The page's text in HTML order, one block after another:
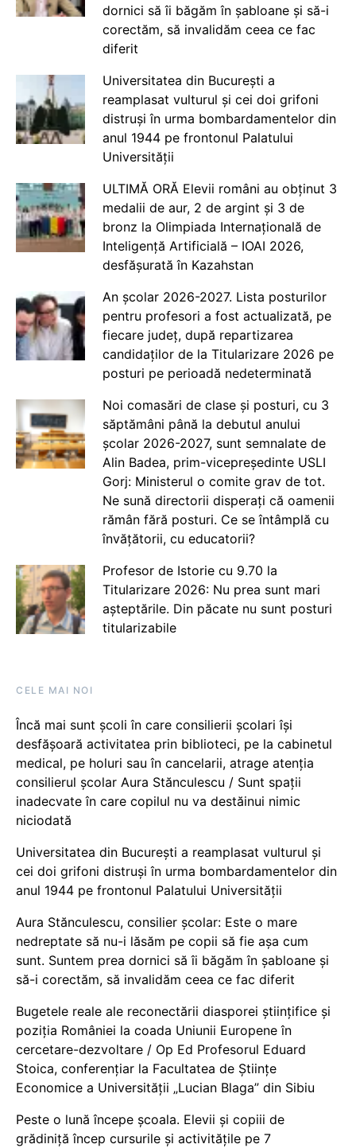
dornici să îi băgăm în șabloane și să-i
corectăm, să invalidăm ceea ce fac
diferit
Universitatea din București a
reamplasat vulturul și cei doi grifoni
distruși în urma bombardamentelor din
anul 1944 pe frontonul Palatului
Universității
ULTIMĂ ORĂ Elevii români au obținut 3
medalii de aur, 2 de argint și 3 de
bronz la Olimpiada Internațională de
Inteligență Artificială – IOAI 2026,
desfășurată în Kazahstan
An școlar 2026-2027. Lista posturilor
pentru profesori a fost actualizată, pe
fiecare județ, după repartizarea
candidaților de la Titularizare 2026 pe
posturi pe perioadă nedeterminată
Noi comasări de clase și posturi, cu 3
săptămâni până la debutul anului
școlar 2026-2027, sunt semnalate de
Alin Badea, prim-vicepreședinte USLI
Gorj: Ministerul o comite grav de tot.
Ne sună directorii disperați că oamenii
rămân fără posturi. Ce se întâmplă cu
învățătorii, cu educatorii?
Profesor de Istorie cu 9.70 la
Titularizare 2026: Nu prea sunt mari
așteptările. Din păcate nu sunt posturi
titularizabile
CELE MAI NOI
Încă mai sunt școli în care consilierii școlari își
desfășoară activitatea prin biblioteci, pe la cabinetul
medical, pe holuri sau în cancelarii, atrage atenția
consilierul școlar Aura Stănculescu / Sunt spații
inadecvate în care copilul nu va destăinui nimic
niciodată
Universitatea din București a reamplasat vulturul și
cei doi grifoni distruși în urma bombardamentelor din
anul 1944 pe frontonul Palatului Universității
Aura Stănculescu, consilier școlar: Este o mare
nedreptate să nu-i lăsăm pe copii să fie așa cum
sunt. Suntem prea dornici să îi băgăm în șabloane și
să-i corectăm, să invalidăm ceea ce fac diferit
Bugetele reale ale reconectării diasporei științifice și
poziția României la coada Uniunii Europene în
cercetare-dezvoltare / Op Ed Profesorul Eduard
Stoica, conferențiar la Facultatea de Științe
Economice a Universității „Lucian Blaga” din Sibiu
Peste o lună începe școala. Elevii și copiii de
grădiniță încep cursurile și activitățile pe 7